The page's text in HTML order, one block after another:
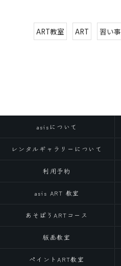
ART教室 ART 習い事
asisについて
レンタルギャラリーについて
利用予約
asis ART 教室
あそぼうARTコース
版画教室
ペイントART教室